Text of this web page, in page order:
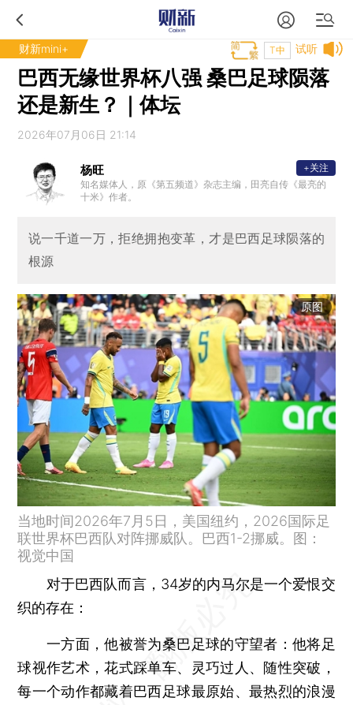
财新mini+ 试听
T中
巴西无缘世界杯八强 桑巴足球陨落
还是新生？｜体坛
2026年07月06日 21:14
杨旺
知名媒体人，原《第五频道》杂志主编，田亮自传《最亮的
十米》作者。
+关注
说一千道一万，拒绝拥抱变革，才是巴西足球陨落的
根源
原图
当地时间2026年7月5日，美国纽约，2026国际足
联世界杯巴西队对阵挪威队。巴西1-2挪威。图：
视觉中国
对于巴西队而言，34岁的内马尔是一个爱恨交
织的存在：
一方面，他被誉为桑巴足球的守望者：他将足
球视作艺术，花式踩单车、灵巧过人、随性突破，
每一个动作都藏着巴西足球最原始、最热烈的浪漫